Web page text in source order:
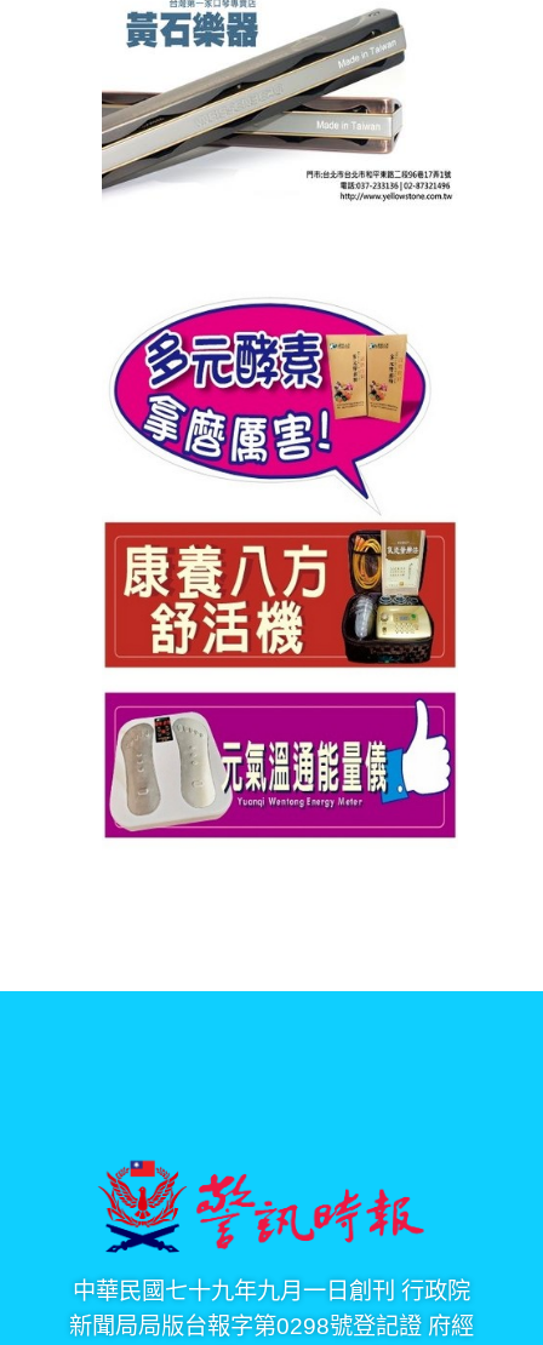
中華民國七十九年九月一日創刊 行政院
新聞局局版台報字第0298號登記證 府經